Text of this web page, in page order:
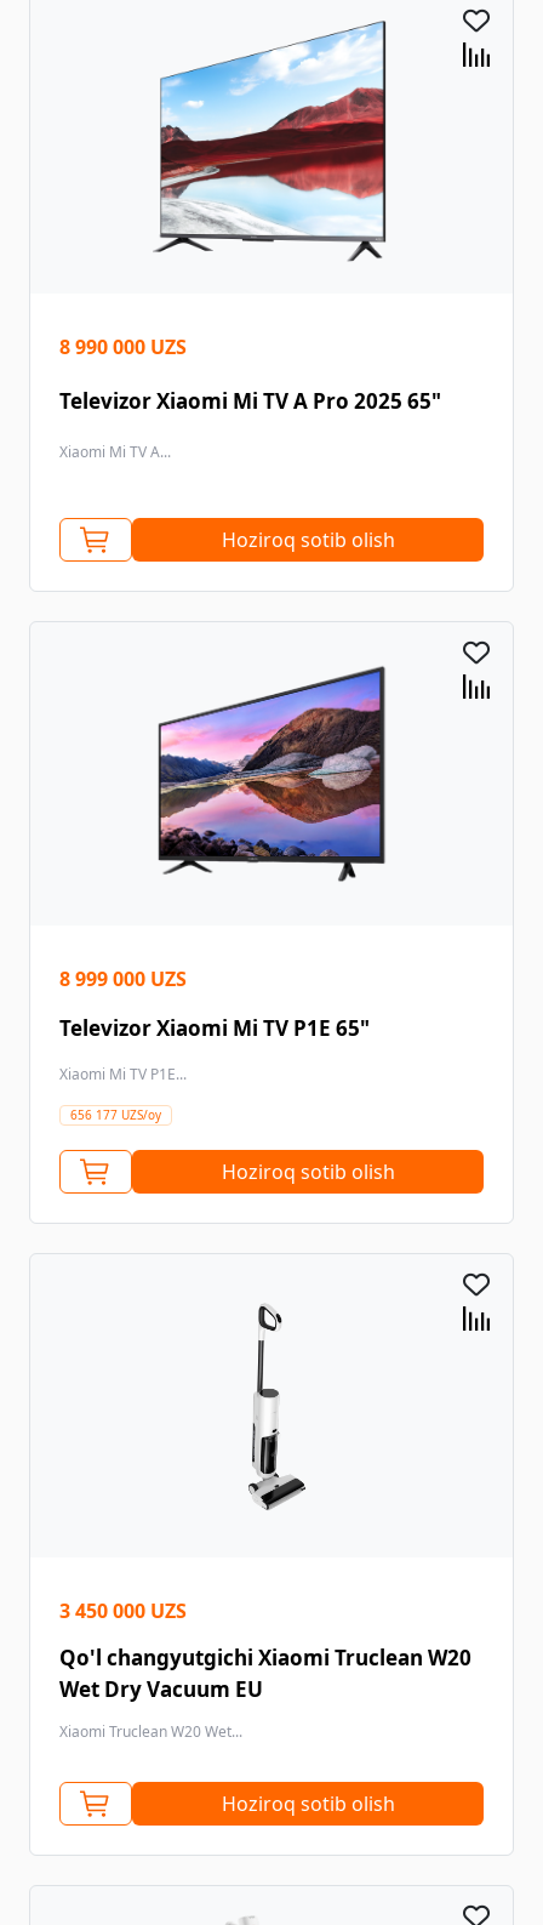
8 990 000 UZS
Televizor Xiaomi Mi TV A Pro 2025 65"
Xiaomi Mi TV A...
Hoziroq sotib olish
8 999 000 UZS
Televizor Xiaomi Mi TV P1E 65"
Xiaomi Mi TV P1E...
656 177 UZS/oy
Hoziroq sotib olish
3 450 000 UZS
Qo'l changyutgichi Xiaomi Truclean W20
Wet Dry Vacuum EU
Xiaomi Truclean W20 Wet...
Hoziroq sotib olish